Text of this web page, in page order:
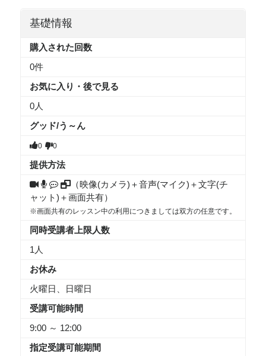
基礎情報
購入された回数
0件
お気に入り・後で見る
0人
グッド/う～ん
0 0
提供方法
（映像(カメラ)＋音声(マイク)＋文字(チ
ャット)＋画面共有）
※画面共有のレッスン中の利用につきましては双方の任意です。
同時受講者上限人数
1人
お休み
火曜日、日曜日
受講可能時間
9:00 ～ 12:00
指定受講可能期間